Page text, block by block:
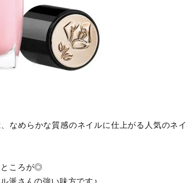
なめらかな質感のネイルに仕上がる人気のネイ
ところが◎